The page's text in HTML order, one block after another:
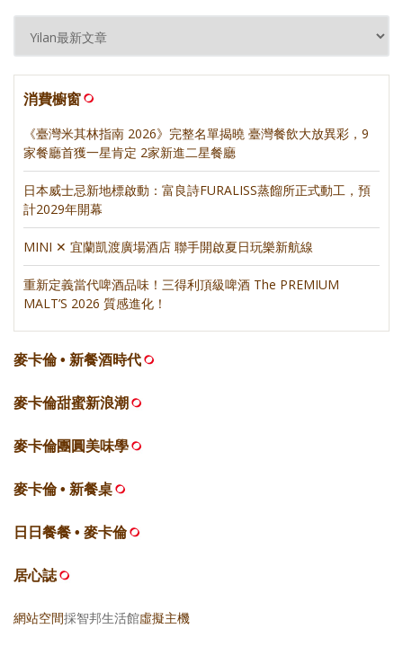
消費櫥窗
《臺灣米其林指南 2026》完整名單揭曉 臺灣餐飲大放異彩，9
家餐廳首獲一星肯定 2家新進二星餐廳
日本威士忌新地標啟動：富良詩FURALISS蒸餾所正式動工，預
計2029年開幕
MINI ✕ 宜蘭凱渡廣場酒店 聯手開啟夏日玩樂新航線
重新定義當代啤酒品味！三得利頂級啤酒 The PREMIUM
MALT’S 2026 質感進化！
麥卡倫 • 新餐酒時代
麥卡倫甜蜜新浪潮
麥卡倫團圓美味學
麥卡倫 • 新餐桌
日日餐餐 • 麥卡倫
居心誌
網站空間採智邦生活館虛擬主機